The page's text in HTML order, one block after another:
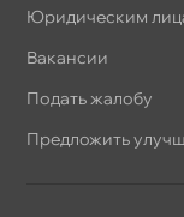
Юридическим
акансии
Подать жалобу
Предложить